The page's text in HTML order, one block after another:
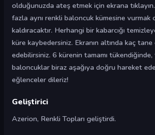
olduğunuzda ateş etmek için ekrana
fazla aynı renkli baloncuk kümesine vurmak
kaldıracaktır. Herhangi bir kabarcığı
küre kaybedersiniz. Ekranın altında kaç
edebilirsiniz. 6 kürenin tamamı
baloncuklar biraz aşağıya doğru hareket
eğlenceler dileriz!
Geliştirici
Azerion, Renkli Topları geliştirdi.